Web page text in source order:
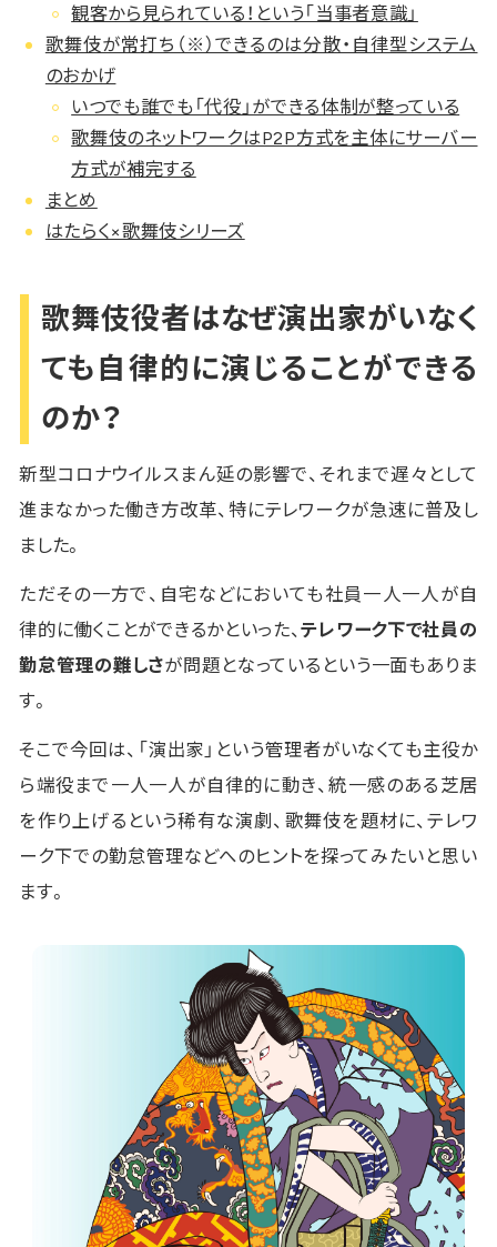
観客から見られている！という「当事者意識」
歌舞伎が常打ち（※）できるのは分散・自律型システム
のおかげ
いつでも誰でも「代役」ができる体制が整っている
歌舞伎のネットワークはP2P方式を主体にサーバー
方式が補完する
まとめ
はたらく×歌舞伎シリーズ
歌舞伎役者はなぜ演出家がいなく
ても自律的に演じることができる
のか？
新型コロナウイルスまん延の影響で、それまで遅々として
進まなかった働き方改革、特にテレワークが急速に普及し
ました。
ただその一方で、自宅などにおいても社員一人一人が自
律的に働くことができるかといった、テレワーク下で社員の
勤怠管理の難しさが問題となっているという一面もありま
す。
そこで今回は、「演出家」という管理者がいなくても主役か
ら端役まで一人一人が自律的に動き、統一感のある芝居
を作り上げるという稀有な演劇、歌舞伎を題材に、テレワ
ーク下での勤怠管理などへのヒントを探ってみたいと思い
ます。